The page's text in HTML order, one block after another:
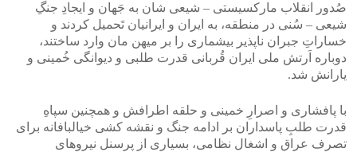
صُدور انقلاب مارکسیستی – شیعی شان به جَهان و ایجادِ جنگِ
شیعی – سُنی در منطقه، به ایران و ایرانیان تَحمیل کردند و
خساراتِ جبران ناپذیر بیشماری را بر میهن مان وارد ساختند،
دوباره اَرتش ملی ایران قُربانی قدرت طلبی و دیوانگی خُمینی و
یارانش شد.
با پافشاری و اصرارِ خمینی و حلقه اطرافش و همچنین سپاهِ
قدرت طلبِ پاسداران بر ادامه جنگ و نقشه کشی خیالبافانه برای
تصرف عراق و اشغال نظامی، بسیاری از پرسنل نیروهای